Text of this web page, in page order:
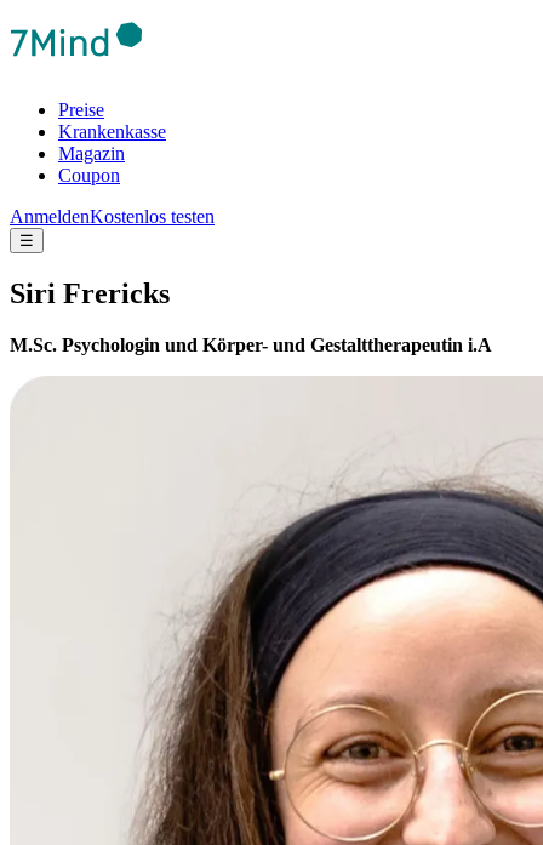
Preise
Krankenkasse
Magazin
Coupon
AnmeldenKostenlos testen
☰
Siri Frericks
M.Sc. Psychologin und Körper- und Gestalttherapeutin i.A